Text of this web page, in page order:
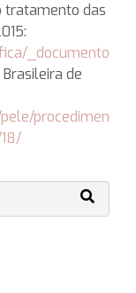
tratamento das
_documento
de
procedimen